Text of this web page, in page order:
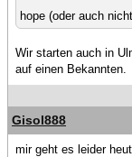
hope (oder auch
Wir starten auch in
auf einen Bekannten.
Gisol888
mir geht es leider